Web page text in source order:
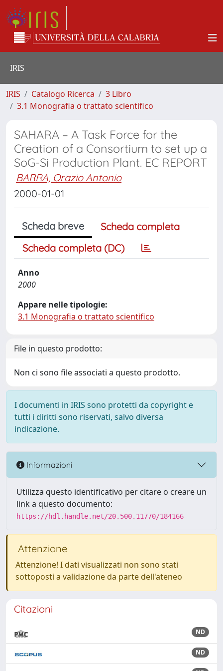
IRIS
IRIS Catalogo Ricerca
3 Libro
3.1 Monografia o trattato scientifico
SAHARA – A Task Force for the
Creation of a Consortium to set up a
SoG-Si Production Plant. EC REPORT
BARRA, Orazio Antonio
2000-01-01
Scheda breve
Scheda completa
Scheda completa (DC)
Anno
2000
Appare nelle tipologie:
3.1 Monografia o trattato scientifico
File in questo prodotto:
Non ci sono file associati a questo prodotto.
I documenti in IRIS sono protetti da copyright e
tutti i diritti sono riservati, salvo diversa
indicazione.
Informazioni
Utilizza questo identificativo per citare o creare un
link a questo documento:
https://hdl.handle.net/20.500.11770/184166
Attenzione
Attenzione! I dati visualizzati non sono stati
sottoposti a validazione da parte dell'ateneo
Citazioni
ND
ND